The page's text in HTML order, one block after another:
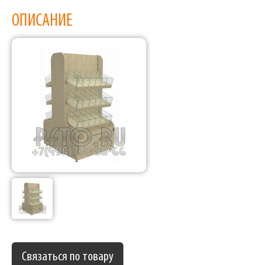
Фабрика торгового оборудования
ОПИСАНИЕ
Связаться по товару